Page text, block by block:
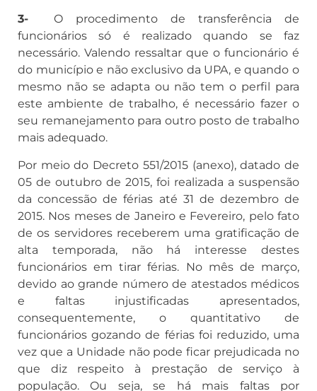
3- O procedimento de transferência de
funcionários só é realizado quando se faz
necessário. Valendo ressaltar que o funcionário é
do município e não exclusivo da UPA, e quando o
mesmo não se adapta ou não tem o perfil para
este ambiente de trabalho, é necessário fazer o
seu remanejamento para outro posto de trabalho
mais adequado.
Por meio do Decreto 551/2015 (anexo), datado de
05 de outubro de 2015, foi realizada a suspensão
da concessão de férias até 31 de dezembro de
2015. Nos meses de Janeiro e Fevereiro, pelo fato
de os servidores receberem uma gratificação de
alta temporada, não há interesse destes
funcionários em tirar férias. No mês de março,
devido ao grande número de atestados médicos
e faltas injustificadas apresentados,
consequentemente, o quantitativo de
funcionários gozando de férias foi reduzido, uma
vez que a Unidade não pode ficar prejudicada no
que diz respeito à prestação de serviço à
população. Ou seja, se há mais faltas por